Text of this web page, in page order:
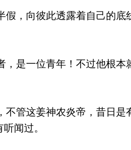
，向彼此透露着自己的底
是一位青年！不过他根本
管这姜神农炎帝，昔日是
闻过。